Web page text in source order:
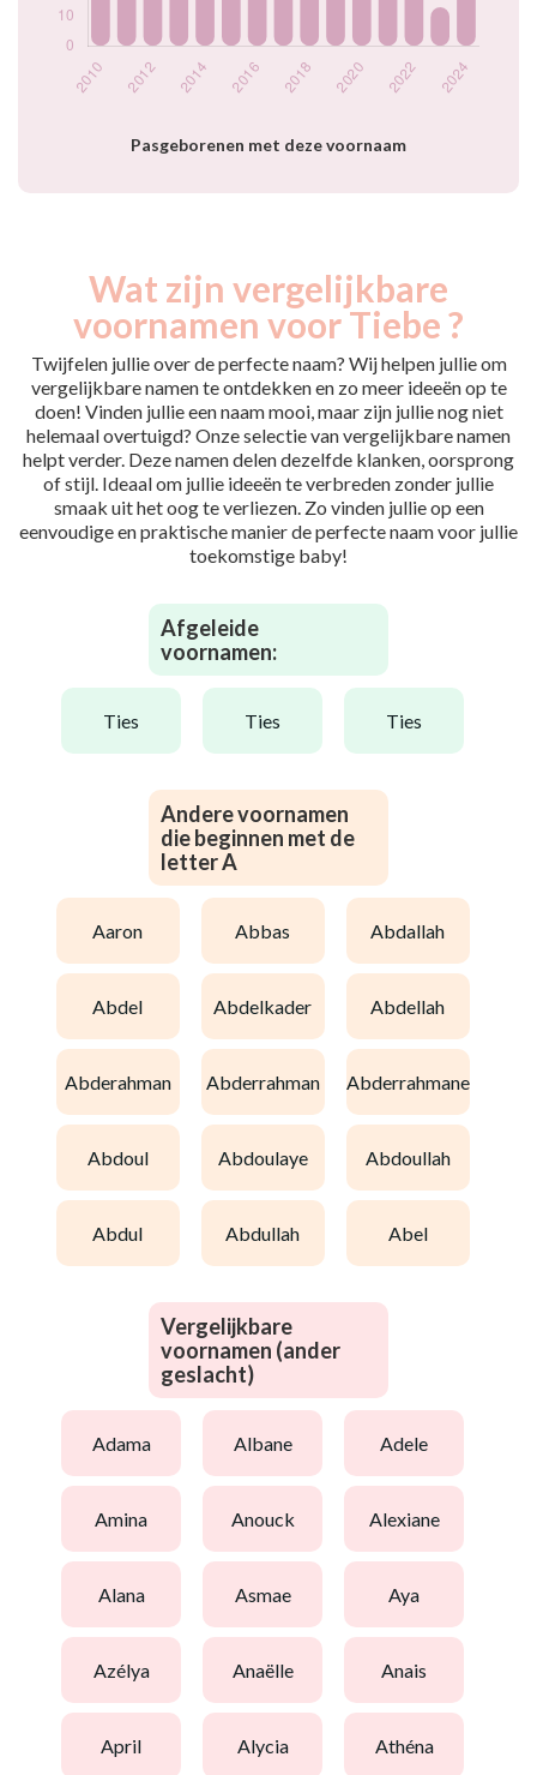
Pasgeborenen met deze voornaam
Popularité du
2023
20
Wat zijn vergelijkbare
voornamen voor Tiebe ?
Twijfelen jullie over de perfecte naam? Wij helpen jullie om
vergelijkbare namen te ontdekken en zo meer ideeën op te
doen! Vinden jullie een naam mooi, maar zijn jullie nog niet
helemaal overtuigd? Onze selectie van vergelijkbare namen
helpt verder. Deze namen delen dezelfde klanken, oorsprong
of stijl. Ideaal om jullie ideeën te verbreden zonder jullie
smaak uit het oog te verliezen. Zo vinden jullie op een
eenvoudige en praktische manier de perfecte naam voor jullie
toekomstige baby!
Afgeleide
voornamen:
ties ties ties
Andere voornamen
die beginnen met de
letter A
aaron abbas abdallah
abdel abdelkader abdellah
abderahman abderrahman abderrahmane
abdoul abdoulaye abdoullah
abdul abdullah abel
Vergelijkbare
voornamen (ander
geslacht)
adama albane adele
amina anouck alexiane
alana asmae aya
azélya anaëlle anais
april alycia athéna